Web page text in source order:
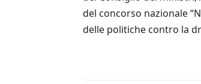
del concorso nazionale
delle politiche contro la